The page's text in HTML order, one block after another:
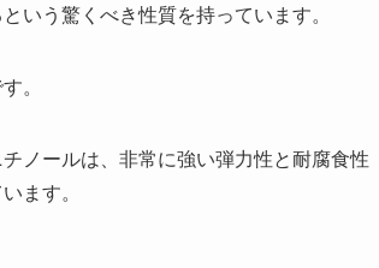
いう驚くべき性質を持っています。
。
ノールは、非常に強い弾力性と耐腐食性
ます。